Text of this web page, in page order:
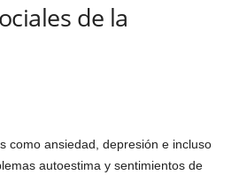
de la
como ansiedad, depresión e incluso
autoestima y sentimientos de